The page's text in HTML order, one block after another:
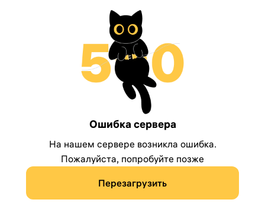
Ошибка сервера
На нашем сервере возникла ошибка.
Пожалуйста, попробуйте позже
Перезагрузить